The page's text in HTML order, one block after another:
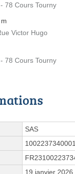
78 Cours Tourny
Victor Hugo
78 Cours Tourny
SAS
19 janvier 2026